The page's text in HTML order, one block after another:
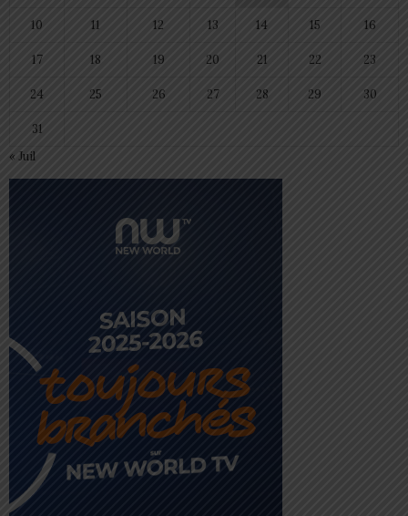
10 11 12 13 14 15 16
17 18 19 20 21 22 23
24 25 26 27 28 29 30
31
« Juil